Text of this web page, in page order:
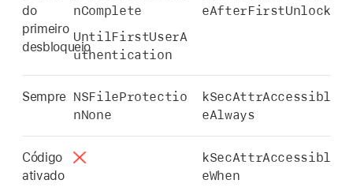
do
primeiro
desbloqueio
nComplete
UntilFirstUserA
uthentication
eAfterFirstUnlock
Sempre NSFileProtectio
nNone
kSecAttrAccessibl
eAlways
Código
ativado
kSecAttrAccessibl
eWhen